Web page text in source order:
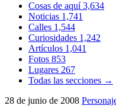
Cosas de aquí3,634
Noticias 1,741
Calles 1,544
Curiosidades 1,242
Artículos 1,041
Fotos 853
Lugares 267
Todas las secciones →
28 de junio de 2008